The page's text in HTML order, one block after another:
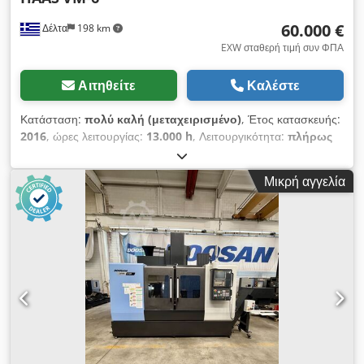
Δέλτα 198 km 60.000 €
EXW σταθερή τιμή συν ΦΠΑ
Αιτηθείτε Καλέστε
Κατάσταση: πολύ καλή (μεταχειρισμένο), Έτος κατασκευής:
2016, ώρες λειτουργίας: 13.000 h, Λειτουργικότητα: πλήρως
, Vertical machine center Haas VM-6 with
below options: 12.000 rpm direct spindle Codpfx Aeyb S U
Uelajrf coolant through spindle Chip auger Tool setter
touch probe
Μικρή αγγελία